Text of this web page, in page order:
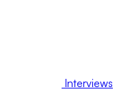
Interviews